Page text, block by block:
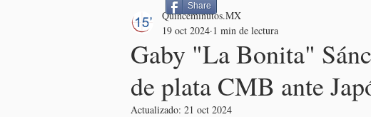
Gaby "La Bonita"
de plata CMB ante
Quinceminutos.MX
19 oct 2024 1 min de lectura
Actualizado: 21 oct 2024
Share